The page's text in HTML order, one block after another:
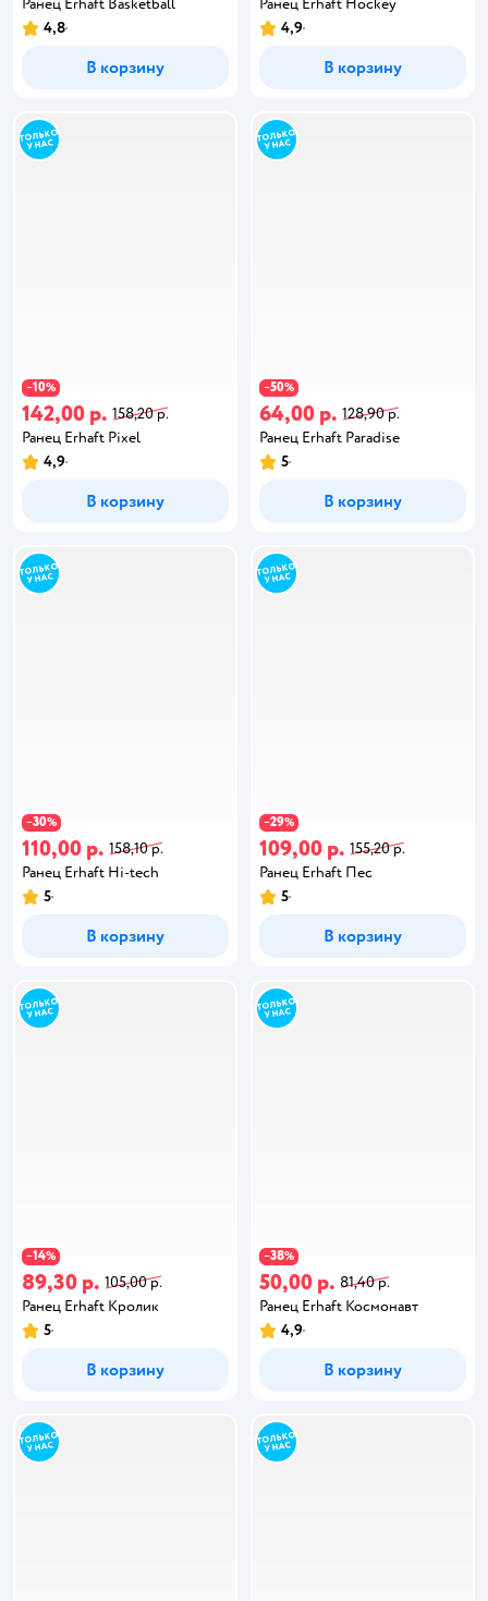
4,8
В корзину
4,9
В корзину
−10%
142,00 р. 158,20 р.
Ранец Erhaft Pixel
4,9
В корзину
−50%
64,00 р. 128,90 р.
Ранец Erhaft Paradise
5
В корзину
−30%
110,00 р. 158,10 р.
Ранец Erhaft Hi-tech
5
В корзину
−29%
109,00 р. 155,20 р.
Ранец Erhaft Пес
5
В корзину
−14%
89,30 р. 105,00 р.
Ранец Erhaft Кролик
5
В корзину
−38%
50,00 р. 81,40 р.
Ранец Erhaft Космонавт
4,9
В корзину